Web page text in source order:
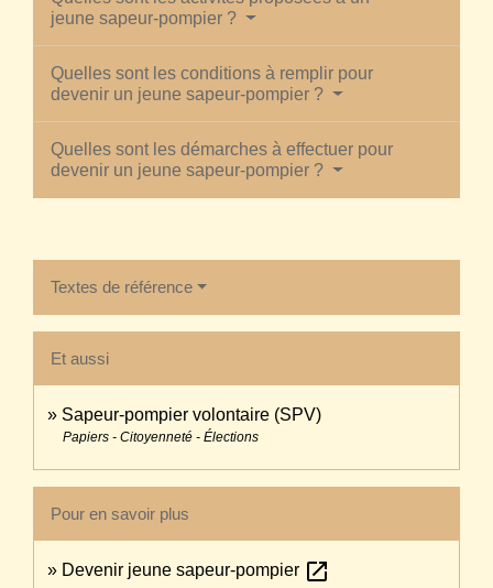
jeune sapeur-pompier ?
Quelles sont les conditions à remplir pour
devenir un jeune sapeur-pompier ?
Quelles sont les démarches à effectuer pour
devenir un jeune sapeur-pompier ?
Textes de référence
Et aussi
Sapeur-pompier volontaire (SPV)
Papiers - Citoyenneté - Élections
Pour en savoir plus
Devenir jeune sapeur-pompier open_in_new